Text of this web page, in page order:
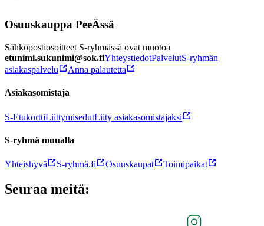
Osuuskauppa PeeÄssä
Sähköpostiosoitteet S-ryhmässä ovat muotoa
etunimi.sukunimi@sok.fiYhteystiedotPalvelutS-ryhmän
asiakaspalvelu
Anna palautetta
Asiakasomistaja
S-EtukorttiLiittymisedutLiity asiakasomistajaksi
S-ryhmä muualla
Yhteishyvä S-ryhmä.fi Osuuskaupat Toimipaikat
Seuraa meitä: